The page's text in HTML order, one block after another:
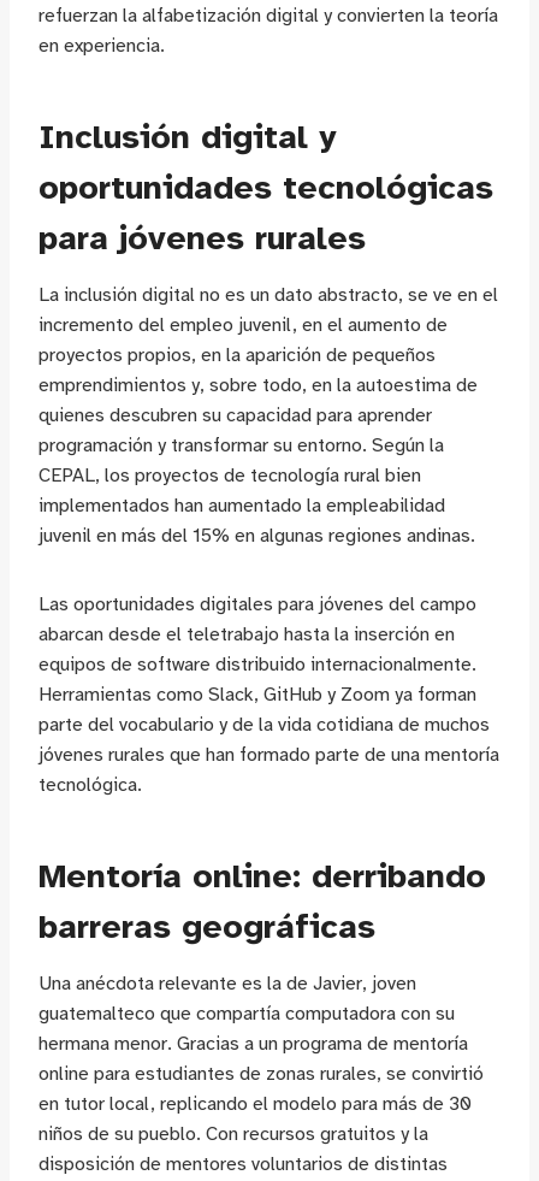
refuerzan la alfabetización digital y convierten la teoría
en experiencia.
Inclusión digital y
oportunidades tecnológicas
para jóvenes rurales
La inclusión digital no es un dato abstracto, se ve en el
incremento del empleo juvenil, en el aumento de
proyectos propios, en la aparición de pequeños
emprendimientos y, sobre todo, en la autoestima de
quienes descubren su capacidad para aprender
programación y transformar su entorno. Según la
CEPAL, los proyectos de tecnología rural bien
implementados han aumentado la empleabilidad
juvenil en más del 15% en algunas regiones andinas.
Las oportunidades digitales para jóvenes del campo
abarcan desde el teletrabajo hasta la inserción en
equipos de software distribuido internacionalmente.
Herramientas como Slack, GitHub y Zoom ya forman
parte del vocabulario y de la vida cotidiana de muchos
jóvenes rurales que han formado parte de una mentoría
tecnológica.
Mentoría online: derribando
barreras geográficas
Una anécdota relevante es la de Javier, joven
guatemalteco que compartía computadora con su
hermana menor. Gracias a un programa de mentoría
online para estudiantes de zonas rurales, se convirtió
en tutor local, replicando el modelo para más de 30
niños de su pueblo. Con recursos gratuitos y la
disposición de mentores voluntarios de distintas